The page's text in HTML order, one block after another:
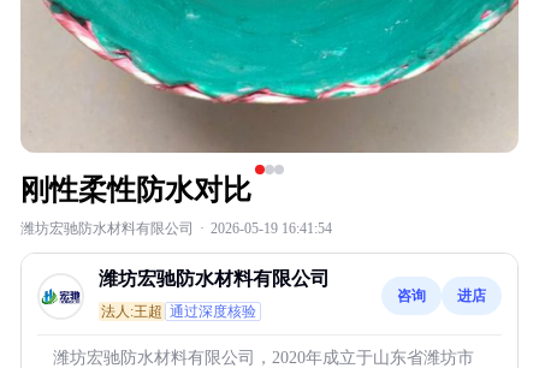
刚性柔性防水对比
潍坊宏驰防水材料有限公司 · 2026-05-19 16:41:54
潍坊宏驰防水材料有限公司
法人:王超 通过深度核验
咨询 进店
潍坊宏驰防水材料有限公司，2020年成立于山东省潍坊市